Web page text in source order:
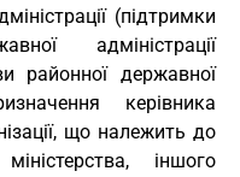
(підтримки
адміністрації
районної державної
керівника
що належить до
іншого